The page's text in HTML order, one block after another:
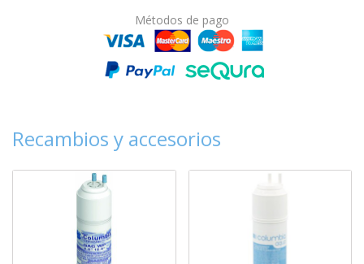
Métodos de pago
Recambios y accesorios